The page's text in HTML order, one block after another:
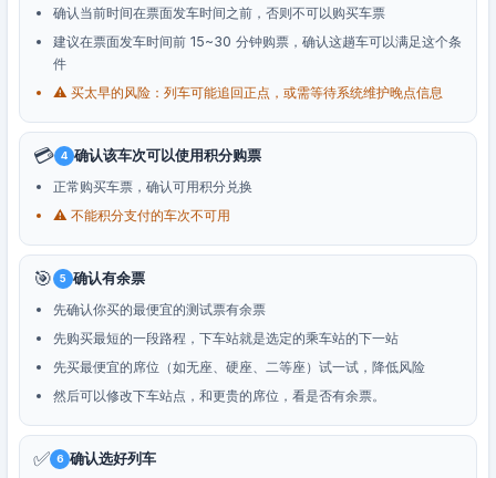
确认当前时间在票面发车时间之前，否则不可以购买车票
建议在票面发车时间前 15~30 分钟购票，确认这趟车可以满足这个条
件
⚠️ 买太早的风险：列车可能追回正点，或需等待系统维护晚点信息
💳 4 确认该车次可以使用积分购票
正常购买车票，确认可用积分兑换
⚠️ 不能积分支付的车次不可用
🎯 5 确认有余票
先确认你买的最便宜的测试票有余票
先购买最短的一段路程，下车站就是选定的乘车站的下一站
先买最便宜的席位（如无座、硬座、二等座）试一试，降低风险
然后可以修改下车站点，和更贵的席位，看是否有余票。
✅ 6 确认选好列车